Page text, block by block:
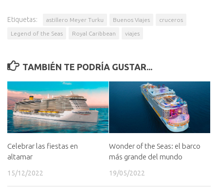
Etiquetas: astillero Meyer Turku Buenos Viajes cruceros
Legend of the Seas Royal Caribbean viajes
TAMBIÉN TE PODRÍA GUSTAR...
Celebrar las fiestas en
altamar
15/12/2022
Wonder of the Seas: el barco
más grande del mundo
19/05/2022